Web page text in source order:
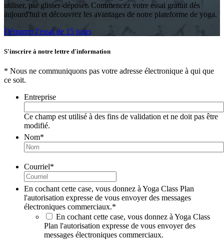
utiliser, par glisser-déposer. Commencez votre essai gratuit dès
aujourd'hui et découvrez les avantages de notre plateforme de yoga.
Démarrer l'essai de 15 jours
S'inscrire à notre lettre d'information
* Nous ne communiquons pas votre adresse électronique à qui que
ce soit.
Entreprise
Ce champ est utilisé à des fins de validation et ne doit pas être
modifié.
Nom*
Courriel*
En cochant cette case, vous donnez à Yoga Class Plan
l'autorisation expresse de vous envoyer des messages
électroniques commerciaux.*
En cochant cette case, vous donnez à Yoga Class
Plan l'autorisation expresse de vous envoyer des
messages électroniques commerciaux.